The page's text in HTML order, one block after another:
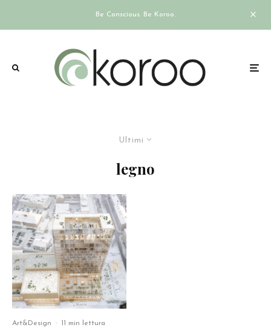
Be Conscious. Be Koroo.
Ultimi
legno
Art&Design · 11 min lettura